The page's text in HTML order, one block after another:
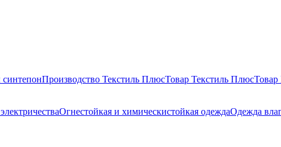
Производство Текстиль ПлюсТовар Текстиль Плюс
Огнестойкая и химическистойкая одеждаОдежда